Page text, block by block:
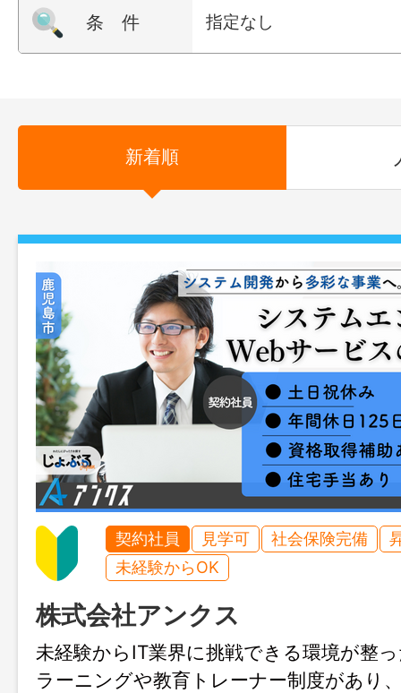
条 件 指定なし
新着順
契約社員 見学可 社会保険完備
未経験からOK
株式会社アンクス
未経験からIT業界に挑戦できる環境が整
ラーニングや教育トレーナー制度があり